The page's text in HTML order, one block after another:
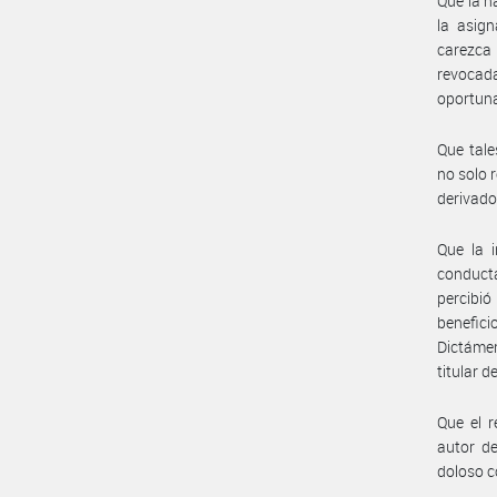
la
Que
no solo
Que la
titular
Que el
autor
doloso